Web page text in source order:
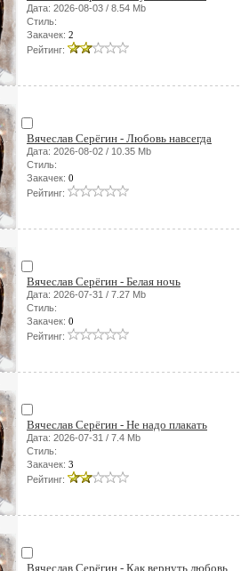
Дата: 2026-08-03 / 8.54 Mb
Стиль:
Закачек: 2
Рейтинг:
Вячеслав Серёгин - Любовь навсегда
Дата: 2026-08-02 / 10.35 Mb
Стиль:
Закачек: 0
Рейтинг:
Вячеслав Серёгин - Белая ночь
Дата: 2026-07-31 / 7.27 Mb
Стиль:
Закачек: 0
Рейтинг:
Вячеслав Серёгин - Не надо плакать
Дата: 2026-07-31 / 7.4 Mb
Стиль:
Закачек: 3
Рейтинг:
Вячеслав Серёгин - Как вернуть любовь